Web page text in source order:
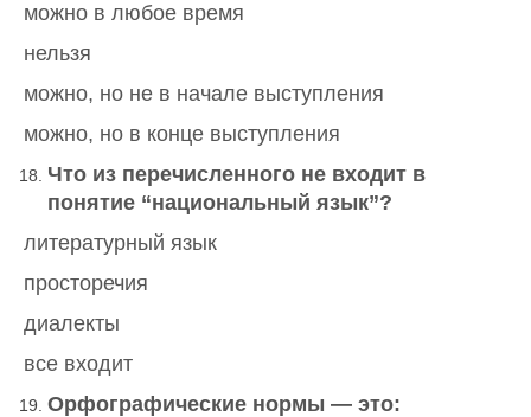
можно в любое время
нельзя
можно, но не в начале выступления
можно, но в конце выступления
Что из перечисленного не входит в
понятие “национальный язык”?
литературный язык
просторечия
диалекты
все входит
Орфографические нормы — это: